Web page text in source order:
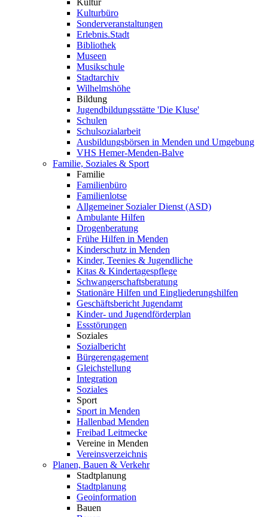
Kultur
Kulturbüro
Sonderveranstaltungen
Erlebnis.Stadt
Bibliothek
Museen
Musikschule
Stadtarchiv
Wilhelmshöhe
Bildung
Jugendbildungsstätte 'Die Kluse'
Schulen
Schulsozialarbeit
Ausbildungsbörsen in Menden und Umgebung
VHS Hemer-Menden-Balve
Familie, Soziales & Sport
Familie
Familienbüro
Familienlotse
Allgemeiner Sozialer Dienst (ASD)
Ambulante Hilfen
Drogenberatung
Frühe Hilfen in Menden
Kinderschutz in Menden
Kinder, Teenies & Jugendliche
Kitas & Kindertagespflege
Schwangerschaftsberatung
Stationäre Hilfen und Eingliederungshilfen
Geschäftsbericht Jugendamt
Kinder- und Jugendförderplan
Essstörungen
Soziales
Sozialbericht
Bürgerengagement
Gleichstellung
Integration
Soziales
Sport
Sport in Menden
Hallenbad Menden
Freibad Leitmecke
Vereine in Menden
Vereinsverzeichnis
Planen, Bauen & Verkehr
Stadtplanung
Stadtplanung
Geoinformation
Bauen